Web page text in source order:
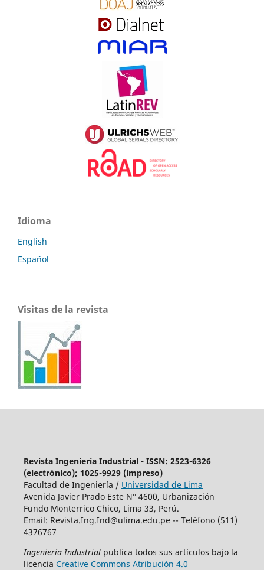
Idioma
English
Español
Visitas de la revista
Revista Ingeniería Industrial - ISSN: 2523-6326
(electrónico); 1025-9929 (impreso)
Facultad de Ingeniería / Universidad de Lima
Avenida Javier Prado Este N° 4600, Urbanización
Fundo Monterrico Chico, Lima 33, Perú.
Email: Revista.Ing.Ind@ulima.edu.pe-- Teléfono (511)
4376767
Ingeniería Industrial publica todos sus artículos bajo la
licencia Creative Commons Atribución 4.0